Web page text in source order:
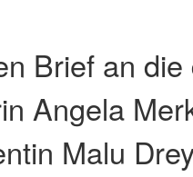
Brief an
Angela
Malu